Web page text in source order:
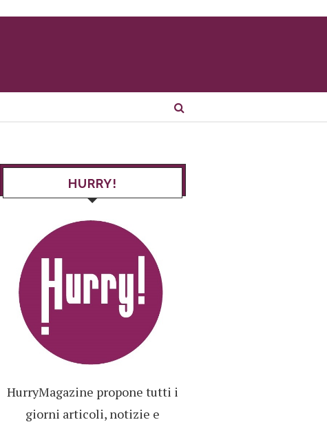
HURRY!
HurryMagazine propone tutti i
giorni articoli, notizie e